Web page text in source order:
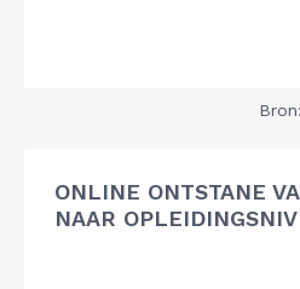
ONLINE ONTSTANE
NAAR